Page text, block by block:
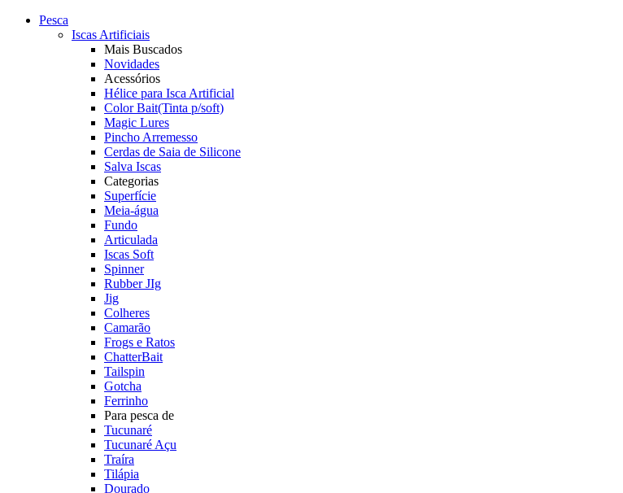
Pesca
Iscas Artificiais
Mais Buscados
Novidades
Acessórios
Hélice para Isca Artificial
Color Bait(Tinta p/soft)
Magic Lures
Pincho Arremesso
Cerdas de Saia de Silicone
Salva Iscas
Categorias
Superfície
Meia-água
Fundo
Articulada
Iscas Soft
Spinner
Rubber JIg
Jig
Colheres
Camarão
Frogs e Ratos
ChatterBait
Tailspin
Gotcha
Ferrinho
Para pesca de
Tucunaré
Tucunaré Açu
Traíra
Tilápia
Dourado